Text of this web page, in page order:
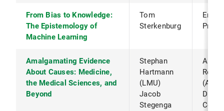
From Bias to Knowledge:
The Epistemology of
Machine Learning
Tom
Sterkenburg
Amalgamating Evidence
About Causes: Medicine,
the Medical Sciences, and
Beyond
Stephan
Hartmann
(LMU)
Jacob
Stegenga
Arts
DFG